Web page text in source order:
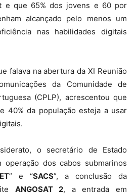
e que 65% dos jovens e 60 por
alcançado pelo menos um
nas habilidades digitais
falava na abertura da XI Reunião
da Comunidade de
(CPLP), acrescentou que
40% da população esteja a usar
o secretário de Estado
operação dos cabos submarinos
” e “SACS”, a conclusão da
ANGOSAT 2, a entrada em